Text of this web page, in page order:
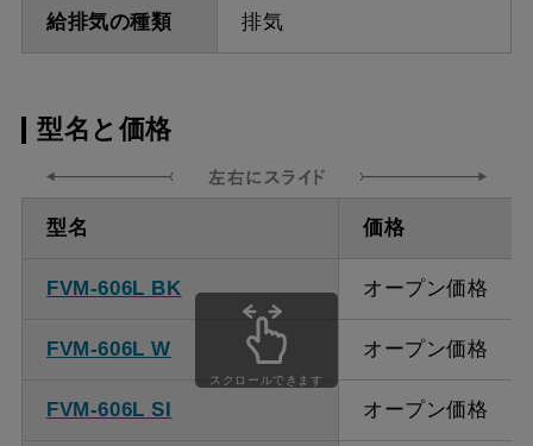
給排気の種類 排気
型名と価格
型名 価格
FVM-606L BK オープン価格
FVM-606L W オープン価格
FVM-606L SI オープン価格
スクロールできます